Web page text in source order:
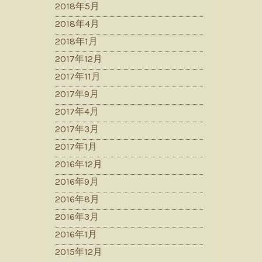
2018年5月
2018年4月
2018年1月
2017年12月
2017年11月
2017年9月
2017年4月
2017年3月
2017年1月
2016年12月
2016年9月
2016年8月
2016年3月
2016年1月
2015年12月